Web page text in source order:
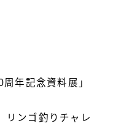
年記念資料展」
リンゴ釣りチャレ